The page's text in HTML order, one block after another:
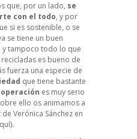
que, por un lado, se
con el todo, y por
si es sostenible, o se
se tiene un buen
y tampoco todo lo que
es bueno de
fuerza una especie de
que tiene bastante
es muy serio
ello os animamos a
Verónica Sánchez en